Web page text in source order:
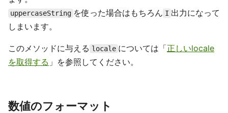
uppercaseString を使った場合はもちろん I 出力になって
しまいます。
このメソッドに与える locale については「正しいlocale
を取得する 」を参照してください。
数値のフォーマット